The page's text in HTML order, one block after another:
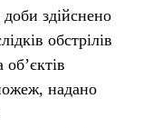
здійснено
обстрілів
надано